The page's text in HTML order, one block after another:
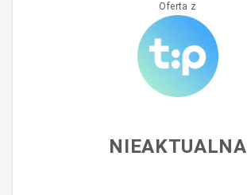
Oferta z
NIEAKTUALNA